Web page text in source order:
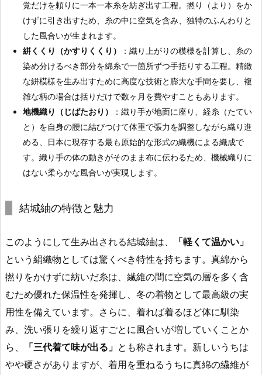
覚だけを頼りに一本一本糸を紡ぎ出す工程。撚り（より）をか
けずに引き出すため、糸の中に空気を含み、独特のふんわりと
した風合いが生まれます。
絣くくり（かすりくくり）
：織り上がりの模様を計算し、糸の
染め分けるべき部分を綿糸で一箇所ずつ手括りする工程。精緻
な絣模様を生み出すために高度な技術と膨大な手間を要し、複
雑な柄の場合は括りだけで数ヶ月を費やすこともあります。
地機織り（じばたおり）
：織り手が地面に座り、経糸（たてい
と）を自身の腰に結びつけて体重で張力を調整しながら織り進
める、日本に現存する最も原始的な形式の織機による織成で
す。織り手の体の動きがそのまま布に伝わるため、機械織りに
はない柔らかな風合いが実現します。
結城紬の特徴と魅力
このようにして生み出される結城紬は、
「軽くて温かい」
という絹織物としては驚くべき特性を持ちます。真綿から
撚りをかけずに紡いだ糸は、繊維の間に空気の層を多く含
むため優れた保温性を発揮し、冬の着物として最高級の実
用性を備えています。さらに、着れば着るほど体に馴染
み、洗い張りを繰り返すごとに風合いが増していくことか
ら、
「三代着て味が出る」 とも称されます。新しいうちは
やや硬さがありますが、着用を重ねるうちに真綿の繊維が